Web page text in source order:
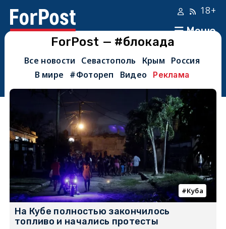
Меню
18+
ForPost — #блокада
Все новости Севастополь Крым
Россия
В мире
#Фотореп Видео Реклама
Куба
На Кубе полностью закончилось
топливо и начались протесты